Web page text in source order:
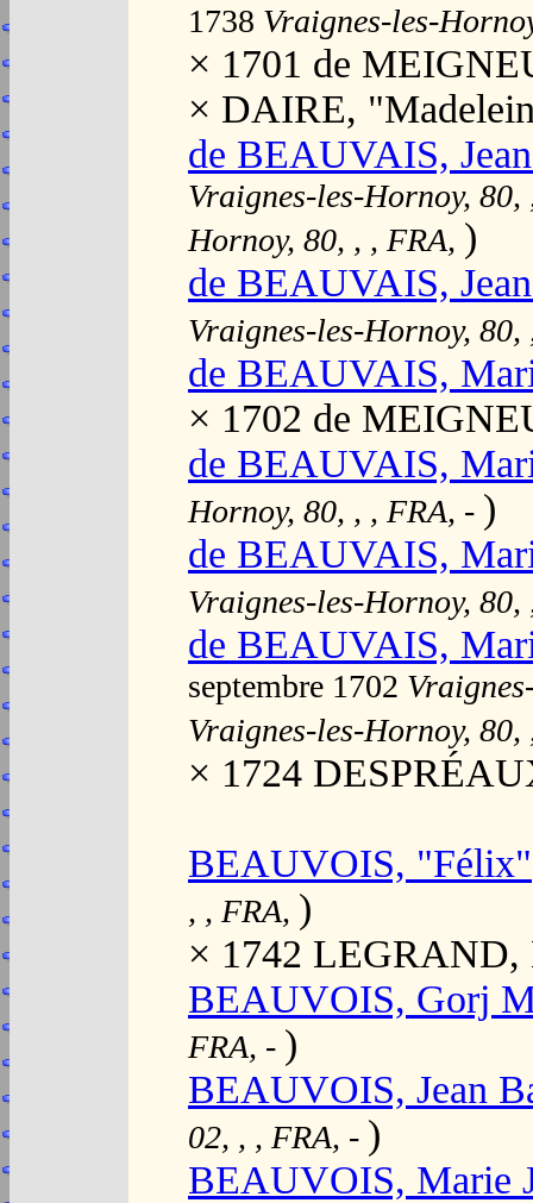
1738 Vraignes-les-
× 1701 de
× DAIRE,
de BEAUVAIS,
Vraignes-les-Hornoy,
Hornoy, 80, , , FRA, )
de BEAUVAIS,
Vraignes-les-Hornoy,
de BEAUVAIS,
× 1702 de
de BEAUVAIS,
Hornoy, 80, , , FRA, - )
de BEAUVAIS,
Vraignes-les-Hornoy,
de BEAUVAIS,
septembre 1702
Vraignes-les-Hornoy,
× 1724
BEAUVOIS, "Félix"
, , FRA, )
× 1742 LEGRAND,
BEAUVOIS, Gorj
FRA, - )
BEAUVOIS, Jean
02, , , FRA, - )
BEAUVOIS, Marie